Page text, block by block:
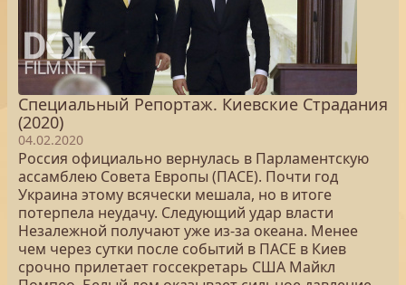
Специальный Репортаж. Киевские Страдания
(2020)
04.02.2020
Россия официально вернулась в Парламентскую
ассамблею Совета Европы (ПАСЕ). Почти год
Украина этому всячески мешала, но в итоге
потерпела неудачу. Следующий удар власти
Незалежной получают уже из-за океана. Менее
чем через сутки после событий в ПАСЕ в Киев
срочно прилетает госсекретарь США Майкл